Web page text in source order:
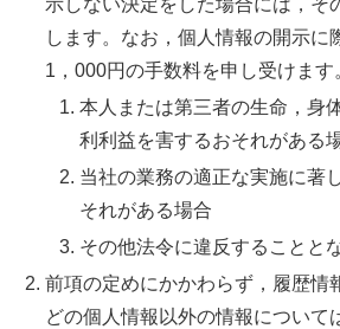
します。なお，個人情報の開示に
1，000円の手数料を申し受けます
本人または第三者の生命，身
利利益を害するおそれがある
当社の業務の適正な実施に著
それがある場合
その他法令に違反することと
前項の定めにかかわらず，履歴情
どの個人情報以外の情報について